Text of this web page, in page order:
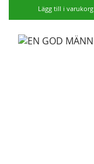
Lägg till i varukorg